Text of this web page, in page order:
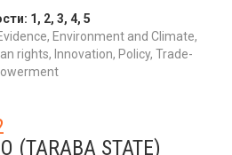
1 , 2, 3, 4, 5
Environment and Climate,
rights, Innovation, Policy, Trade-
(TARABA STATE)